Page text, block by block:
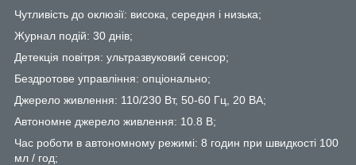
Чутливість до оклюзії: висока, середня і низька;
Журнал подій: 30 днів;
Детекція повітря: ультразвуковий сенсор;
Бездротове управління: опціонально;
Джерело живлення: 110/230 Вт, 50-60 Гц, 20 ВА;
Автономне джерело живлення: 10.8 В;
Час роботи в автономному режимі: 8 годин при швидкості 100
мл / год;